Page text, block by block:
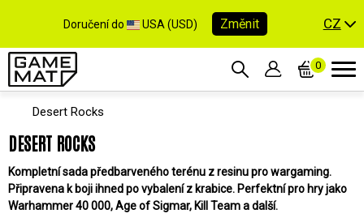
Doručení do USA (USD) Změnit CZ
0
Desert Rocks
DESERT ROCKS
Kompletní sada předbarveného terénu z resinu pro wargaming.
Připravena k boji ihned po vybalení z krabice. Perfektní pro hry jako
Warhammer 40 000, Age of Sigmar, Kill Team a další.